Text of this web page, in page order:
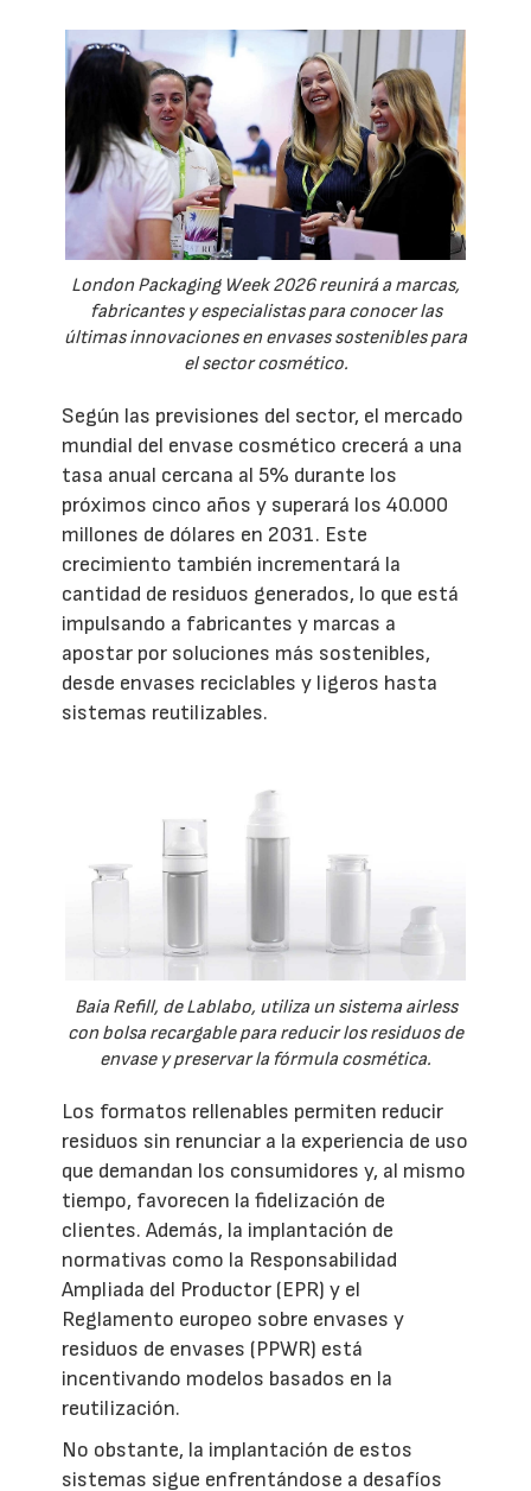
London Packaging Week 2026 reunirá a marcas,
fabricantes y especialistas para conocer las
últimas innovaciones en envases sostenibles para
el sector cosmético.
Según las previsiones del sector, el mercado
mundial del envase cosmético crecerá a una
tasa anual cercana al 5% durante los
próximos cinco años y superará los 40.000
millones de dólares en 2031. Este
crecimiento también incrementará la
cantidad de residuos generados, lo que está
impulsando a fabricantes y marcas a
apostar por soluciones más sostenibles,
desde envases reciclables y ligeros hasta
sistemas reutilizables.
Baia Refill, de Lablabo, utiliza un sistema airless
con bolsa recargable para reducir los residuos de
envase y preservar la fórmula cosmética.
Los formatos rellenables permiten reducir
residuos sin renunciar a la experiencia de uso
que demandan los consumidores y, al mismo
tiempo, favorecen la fidelización de
clientes. Además, la implantación de
normativas como la Responsabilidad
Ampliada del Productor (EPR) y el
Reglamento europeo sobre envases y
residuos de envases (PPWR) está
incentivando modelos basados en la
reutilización.
No obstante, la implantación de estos
sistemas sigue enfrentándose a desafíos